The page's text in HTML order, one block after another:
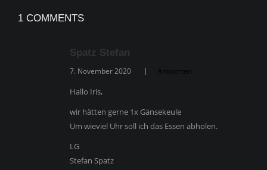
1 COMMENTS
Spatz Stefan
7. November 2020 Antworten
Hallo Iris,
wir hätten gerne 1x Gänsekeule
Um wieviel Uhr soll ich das Essen abholen.
LG
Stefan Spatz